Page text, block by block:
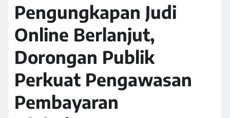
Pengungkapan Judi
Online Berlanjut,
Dorongan Publik
Perkuat Pengawasan
Pembayaran